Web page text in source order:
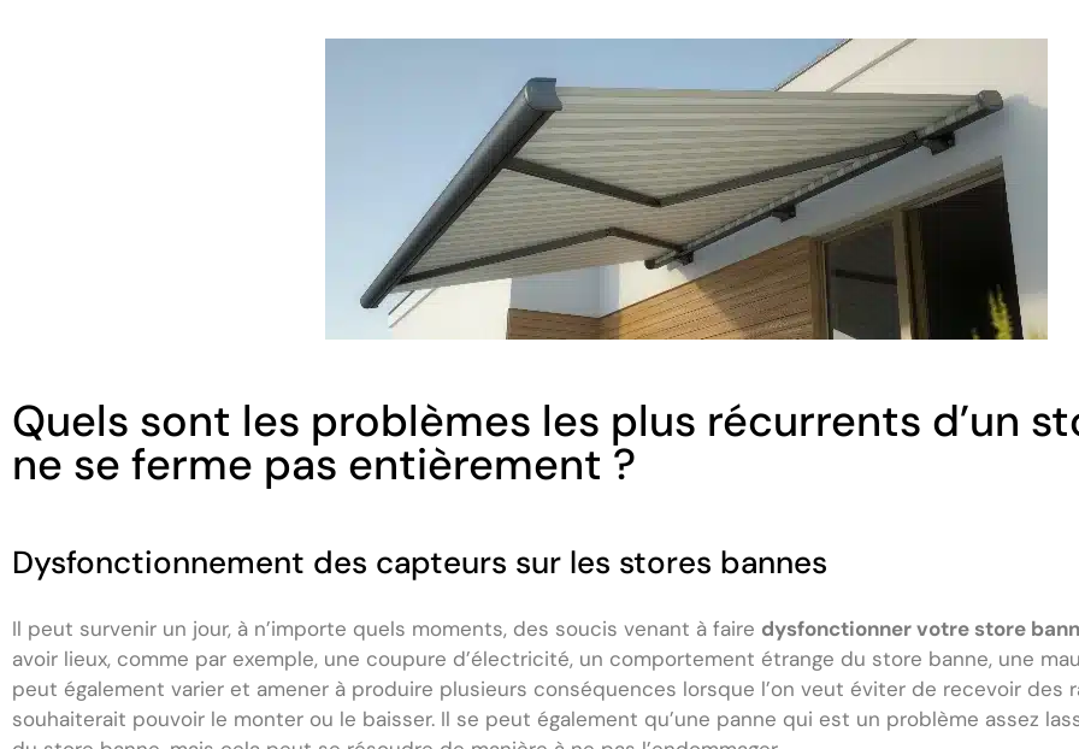
Quels sont les problèmes les plus récurrents d’un
ne se ferme pas entièrement ?
Dysfonctionnement des capteurs sur les stores bannes
Il peut survenir un jour, à n’importe quels moments, des soucis venant à faire dysfonctionner votre store
avoir lieux, comme par exemple, une coupure d’électricité, un comportement étrange du store banne, une
peut également varier et amener à produire plusieurs conséquences lorsque l’on veut éviter de recevoir des
souhaiterait pouvoir le monter ou le baisser. Il se peut également qu’une panne qui est un problème assez